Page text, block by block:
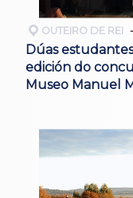
OUTEIRO DE REI
Dúas
edición do
Museo Manuel